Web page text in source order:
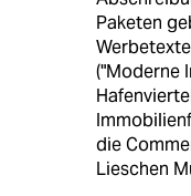
Paketen
("Moderne
die
Lieschen